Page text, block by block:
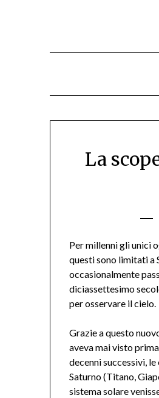
La
Per millenni gli unici
questi sono limitati a
occasionalmente
diciassettesimo
per osservare il cielo.
Grazie a questo
aveva mai visto
decenni successivi,
Saturno (Titano,
sistema solare